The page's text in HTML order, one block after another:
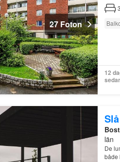
27 Foton
3
12
län
De
både